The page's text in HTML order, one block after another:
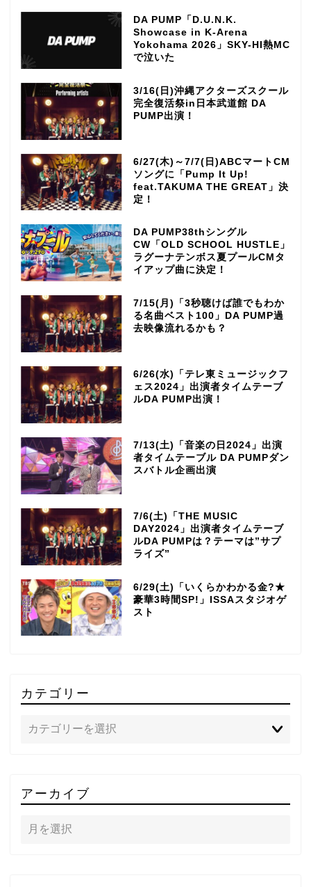
DA PUMP「D.U.N.K.
Showcase in K-Arena
Yokohama 2026」SKY-HI熱MC
で泣いた
3/16(日)沖縄アクターズスクール
完全復活祭in日本武道館 DA
PUMP出演！
6/27(木)～7/7(日)ABCマートCM
ソングに「Pump It Up!
feat.TAKUMA THE GREAT」決
定！
DA PUMP38thシングル
CW「OLD SCHOOL HUSTLE」
ラグーナテンボス夏プールCMタ
イアップ曲に決定！
7/15(月)「3秒聴けば誰でもわか
る名曲ベスト100」DA PUMP過
去映像流れるかも？
6/26(水)「テレ東ミュージックフ
ェス2024」出演者タイムテーブ
ルDA PUMP出演！
7/13(土)「音楽の日2024」出演
者タイムテーブル DA PUMPダン
スバトル企画出演
7/6(土)「THE MUSIC
DAY2024」出演者タイムテーブ
ルDA PUMPは？テーマは”サプ
ライズ”
6/29(土)「いくらかわかる金?★
豪華3時間SP!」ISSAスタジオゲ
スト
カテゴリー
アーカイブ